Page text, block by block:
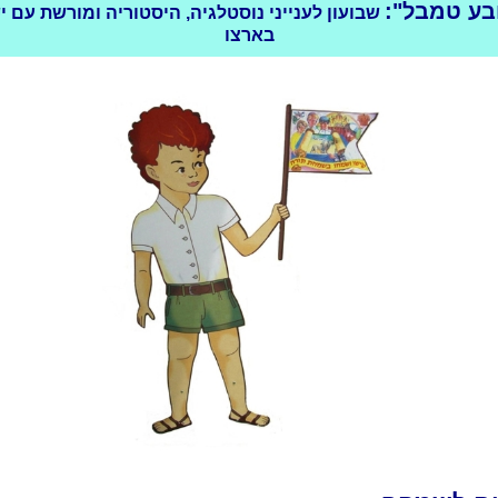
טמבל": שבועון לענייני נוסטלגיה, היסטוריה ומורשת עם
בארצו